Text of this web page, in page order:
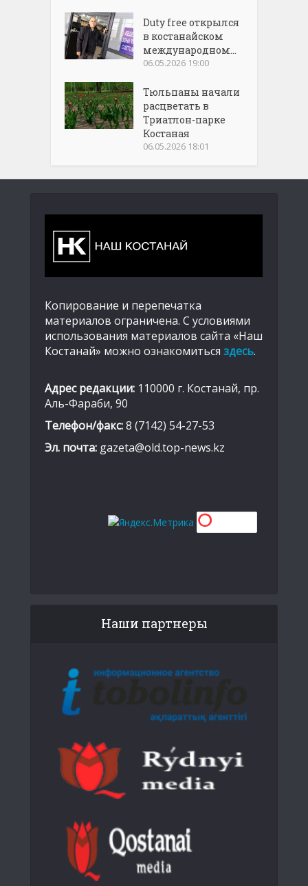
Duty free открылся
в костанайском
международном...
06.05.2026 19:00
Тюльпаны начали
расцветать в
Триатлон-парке
Костаная
06.05.2026 18:01
Копирование и перепечатка
материалов ограничена. С условиями
использования материалов сайта «Наш
Костанай» можно ознакомиться здесь.
Адрес редакции: 110000 г. Костанай, пр.
Аль-Фараби, 90
Телефон/факс:8 (7142) 54-27-53
Эл. почта: gazeta@old.top-news.kz
Наши партнеры